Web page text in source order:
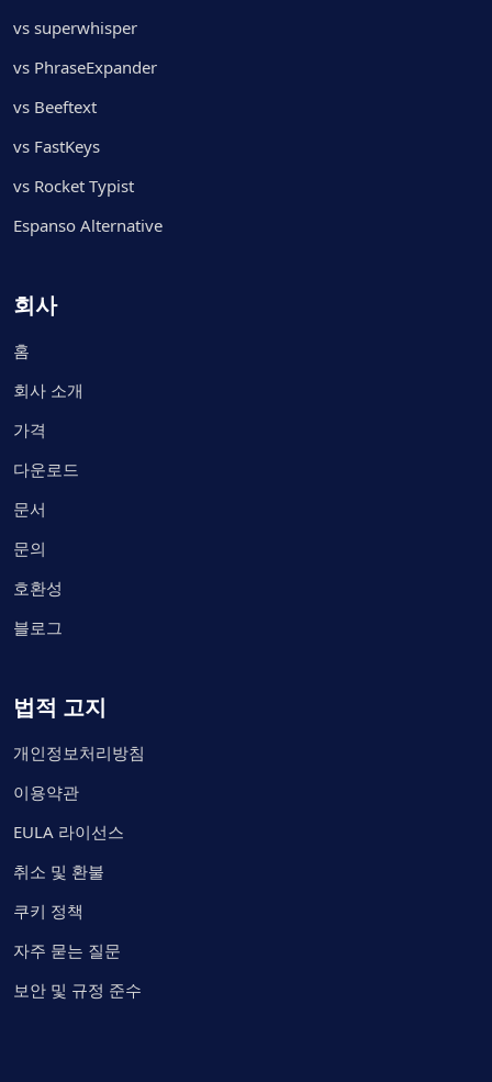
vs superwhisper
vs PhraseExpander
vs Beeftext
vs FastKeys
vs Rocket Typist
Espanso Alternative
회사
홈
회사 소개
가격
다운로드
문서
문의
호환성
블로그
법적 고지
개인정보처리방침
이용약관
EULA 라이선스
취소 및 환불
쿠키 정책
자주 묻는 질문
보안 및 규정 준수